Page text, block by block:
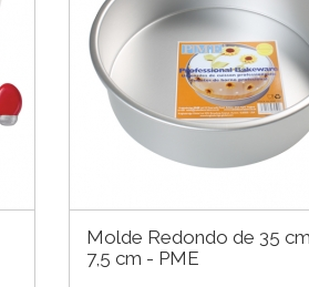
Molde Redondo de 35
7,5 cm - PME